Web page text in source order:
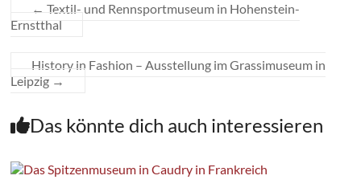
← Textil- und Rennsportmuseum in Hohenstein-
Ernstthal
History in Fashion – Ausstellung im Grassimuseum in
Leipzig →
Das könnte dich auch interessieren